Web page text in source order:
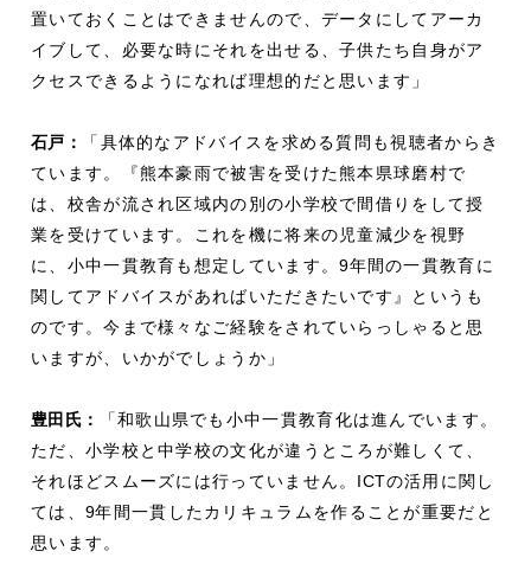
置いておくことはできませんので、データにしてアーカ
イブして、必要な時にそれを出せる、子供たち自身がア
クセスできるようになれば理想的だと思います」
石戸：
「具体的なアドバイスを求める質問も視聴者からき
ています。『熊本豪雨で被害を受けた熊本県球磨村で
は、校舎が流され区域内の別の小学校で間借りをして授
業を受けています。これを機に将来の児童減少を視野
に、小中一貫教育も想定しています。9年間の一貫教育に
関してアドバイスがあればいただきたいです』というも
のです。今まで様々なご経験をされていらっしゃると思
いますが、いかがでしょうか」
豊田氏：
「和歌山県でも小中一貫教育化は進んでいます。
ただ、小学校と中学校の文化が違うところが難しくて、
それほどスムーズには行っていません。 ICTの活用に関し
ては、 9年間一貫したカリキュラムを作ることが重要だと
思います。